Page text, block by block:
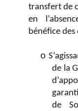
transfert de
en
bénéfice
o
de la
de